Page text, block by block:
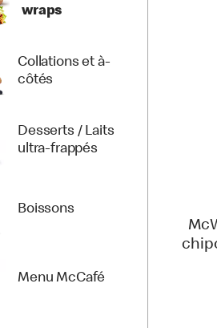
wraps
Collations et à-
côtés
Desserts / Laits
ultra-frappés
Boissons
Menu McCafé